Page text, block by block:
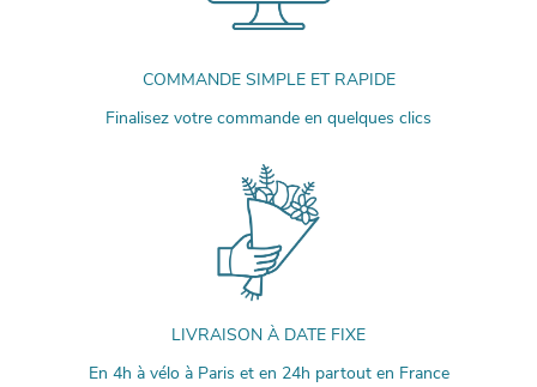
COMMANDE SIMPLE ET RAPIDE
Finalisez votre commande en quelques clics
LIVRAISON À DATE FIXE
En 4h à vélo à Paris et en 24h partout en France